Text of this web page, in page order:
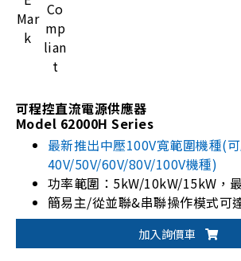
可程控直流電源供應器
Model 62000H Series
最新推出中壓100V寬範圍機種(
40V/50V/60V/80V/100V機種)
功率範圍：5kW/10kW/15kW，
簡易主/從並聯&串聯操作模式可
電腦圖形化操作介面 Softpanel
加入詢價車